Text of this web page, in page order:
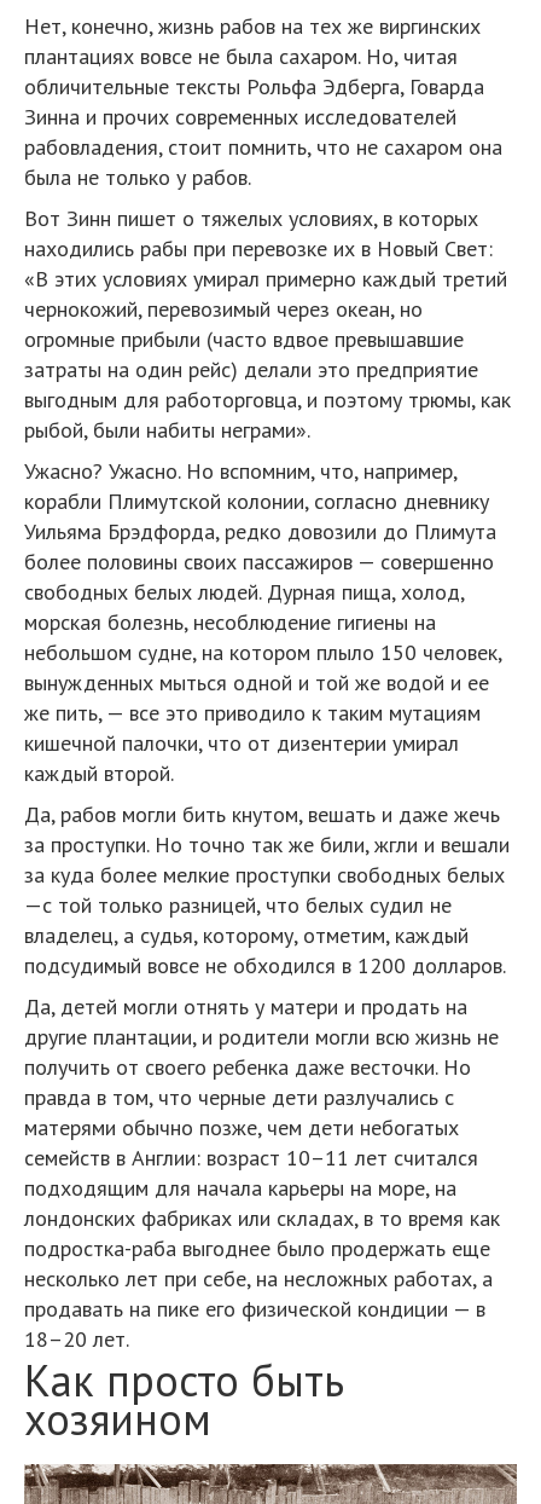
Нет, конечно, жизнь рабов на тех же виргинских
плантациях вовсе не была сахаром. Но, читая
обличительные тексты Рольфа Эдберга, Говарда
Зинна и прочих современных исследователей
рабовладения, стоит помнить, что не сахаром она
была не только у рабов.
Вот Зинн пишет о тяжелых условиях, в которых
находились рабы при перевозке их в Новый Свет:
«В этих условиях умирал примерно каждый третий
чернокожий, перевозимый через океан, но
огромные прибыли (часто вдвое превышавшие
затраты на один рейс) делали это предприятие
выгодным для работорговца, и поэтому трюмы, как
рыбой, были набиты неграми».
Ужасно? Ужасно. Но вспомним, что, например,
корабли Плимутской колонии, согласно дневнику
Уильяма Брэдфорда, редко довозили до Плимута
более половины своих пассажиров — совершенно
свободных белых людей. Дурная пища, холод,
морская болезнь, несоблюдение гигиены на
небольшом судне, на котором плыло 150 человек,
вынужденных мыться одной и той же водой и ее
же пить, — все это приводило к таким мутациям
кишечной палочки, что от дизентерии умирал
каждый второй.
Да, рабов могли бить кнутом, вешать и даже жечь
за проступки. Но точно так же били, жгли и вешали
за куда более мелкие проступки свободных белых
—с той только разницей, что белых судил не
владелец, а судья, которому, отметим, каждый
подсудимый вовсе не обходился в 1200 долларов.
Да, детей могли отнять у матери и продать на
другие плантации, и родители могли всю жизнь не
получить от своего ребенка даже весточки. Но
правда в том, что черные дети разлучались с
матерями обычно позже, чем дети небогатых
семейств в Англии: возраст 10–11 лет считался
подходящим для начала карьеры на море, на
лондонских фабриках или складах, в то время как
подростка-раба выгоднее было продержать еще
несколько лет при себе, на несложных работах, а
продавать на пике его физической кондиции — в
18–20 лет.
Как просто быть
хозяином